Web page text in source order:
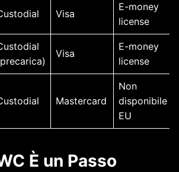
Visa
E-money
license
Visa
E-money
license
Mastercard
Non
disponibile
EU
È un Passo